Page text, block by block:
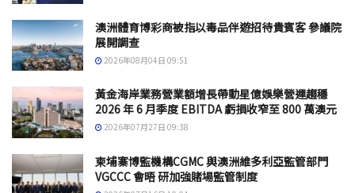
澳洲體育博彩商被指以毒品伴遊招待貴賓客 參議院
展開調查
2026年08月04日 09:51
黃金海岸業務營業額增長帶動星億娛樂營運趨穩
2026 年 6 月季度 EBITDA 虧損收窄至 800 萬澳元
2026年07月27日 09:38
柬埔寨博監機構CGMC 與澳洲維多利亞監管部門
VGCCC 會晤 研加強賭場監管制度